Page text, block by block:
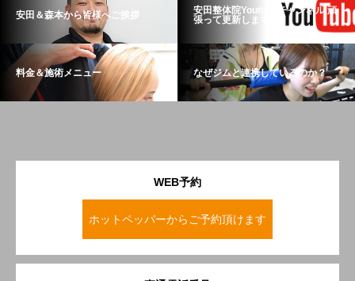
安田＆森本から皆様へご挨拶
安田整体院Youtubeチャンネル 頑
張って更新します！
料金＆施術メニュー なぜジムと連携しているのか？
WEB予約
ホットペッパーからご予約頂けます